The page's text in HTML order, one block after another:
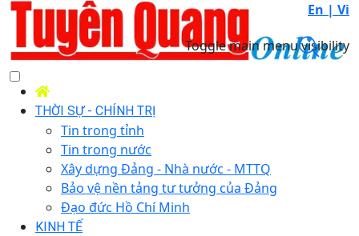
En | Vi
Toggle main menu visibility
THỜI SỰ - CHÍNH TRỊ
Tin trong tỉnh
Tin trong nước
Xây dựng Đảng - Nhà nước - MTTQ
Bảo vệ nền tảng tư tưởng của Đảng
Đạo đức Hồ Chí Minh
KINH TẾ